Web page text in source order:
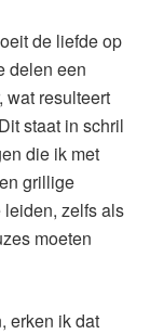
de liefde op
delen een
wat resulteert
staat in schril
die ik met
grillige
leiden, zelfs als
moeten
erken ik dat